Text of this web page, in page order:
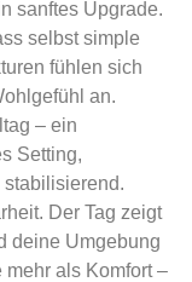
sanftes Upgrade.
selbst simple
fühlen sich
an.
– ein
Setting,
Der Tag zeigt
deine Umgebung
als Komfort –